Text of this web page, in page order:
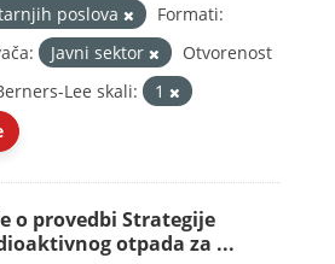
poslova
Formati:
Javni sektor
Otvorenost
Lee skali:
1
o provedbi Strategije
otpada za ...